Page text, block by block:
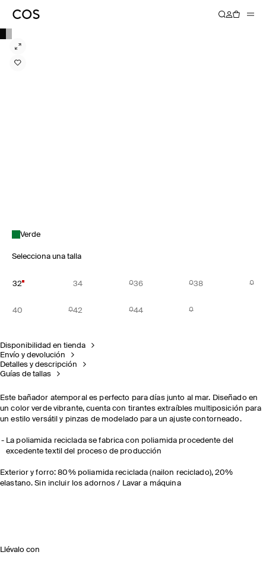
Verde
Selecciona una talla
32 34 36 38
40 42 44
Disponibilidad en tienda
Envío y devolución
Detalles y descripción
Guías de tallas
Este bañador atemporal es perfecto para días junto al mar. Diseñado en
un color verde vibrante, cuenta con tirantes extraíbles multiposición para
un estilo versátil y pinzas de modelado para un ajuste contorneado.
La poliamida reciclada se fabrica con poliamida procedente del
excedente textil del proceso de producción
Exterior y forro: 80% poliamida reciclada (nailon reciclado), 20%
elastano. Sin incluir los adornos / Lavar a máquina
Llévalo con